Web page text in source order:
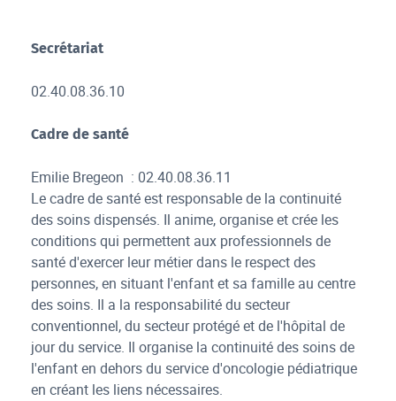
Secrétariat
02.40.08.36.10
Cadre de santé
Emilie Bregeon : 02.40.08.36.11
Le cadre de santé est responsable de la continuité
des soins dispensés. Il anime, organise et crée les
conditions qui permettent aux professionnels de
santé d'exercer leur métier dans le respect des
personnes, en situant l'enfant et sa famille au centre
des soins. Il a la responsabilité du secteur
conventionnel, du secteur protégé et de l'hôpital de
jour du service. Il organise la continuité des soins de
l'enfant en dehors du service d'oncologie pédiatrique
en créant les liens nécessaires.